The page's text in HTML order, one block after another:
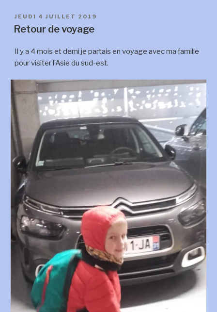
voyage
est
PUBLIÉ
LE
JEUDI 4 JUILLET 2019
Retour de voyage
Il y a 4 mois et demi je partais en voyage avec ma famille
pour visiter l’Asie du sud-est.